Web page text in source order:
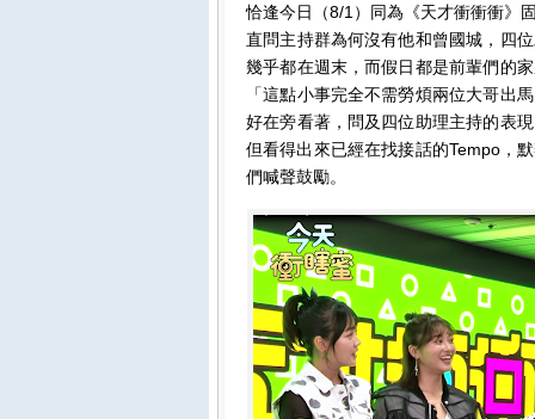
恰逢今日（8/1）同為《天才衝衝衝》
直問主持群為何沒有他和曾國城，四
幾乎都在週末，而假日都是前輩們的
「這點小事完全不需勞煩兩位大哥出
好在旁看著，問及四位助理主持的表
但看得出來已經在找接話的Tempo，
們喊聲鼓勵。